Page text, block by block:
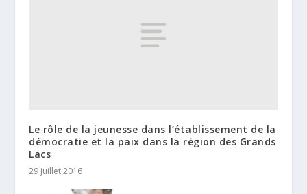
Le rôle de la jeunesse dans l’établissement de la
démocratie et la paix dans la région des Grands
Lacs
29 juillet 2016